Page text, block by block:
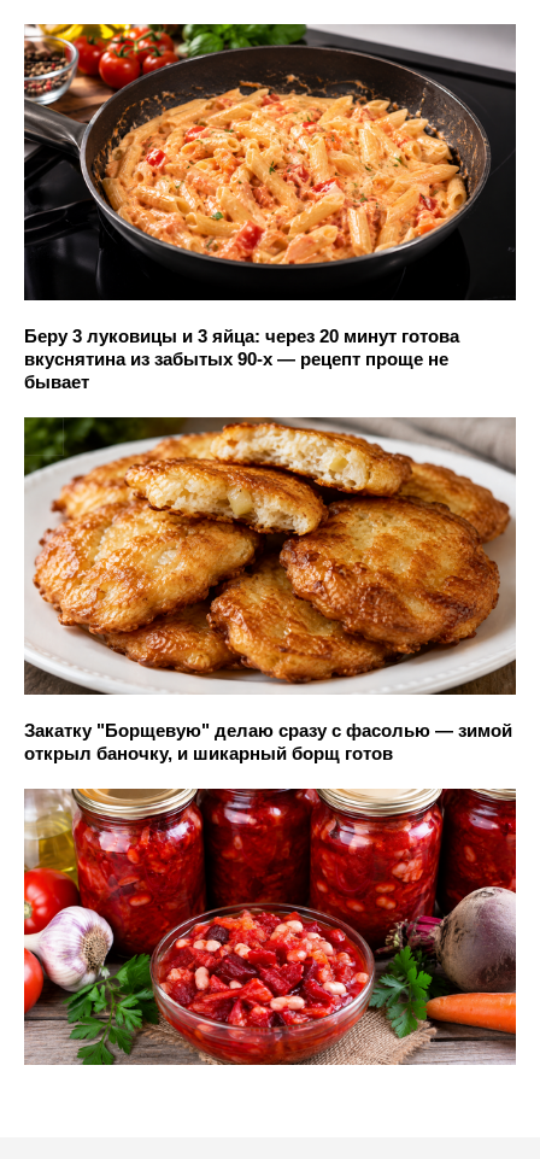
Беру 3 луковицы и 3 яйца: через 20 минут готова
вкуснятина из забытых 90-х — рецепт проще не
бывает
Закатку "Борщевую" делаю сразу с фасолью — зимой
открыл баночку, и шикарный борщ готов